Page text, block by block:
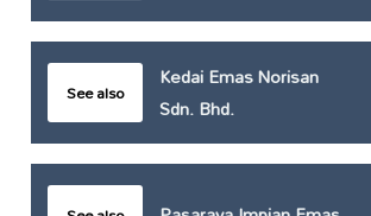
See also
Kedai Emas Norisan
Sdn. Bhd.